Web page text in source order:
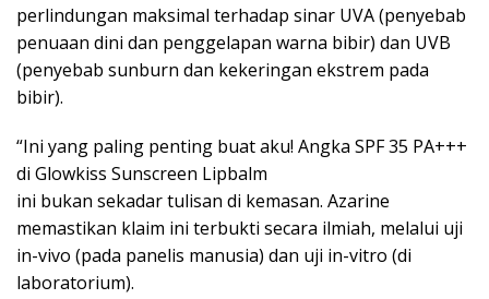
perlindungan maksimal terhadap sinar UVA (penyebab
penuaan dini dan penggelapan warna bibir) dan UVB
(penyebab sunburn dan kekeringan ekstrem pada
bibir).
“Ini yang paling penting buat aku! Angka SPF 35 PA+++
di Glowkiss Sunscreen Lipbalm
ini bukan sekadar tulisan di kemasan. Azarine
memastikan klaim ini terbukti secara ilmiah, melalui uji
in-vivo (pada panelis manusia) dan uji in-vitro (di
laboratorium).